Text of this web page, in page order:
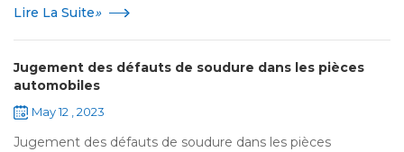
Lire La Suite»
Jugement des défauts de soudure dans les pièces
automobiles
May 12 , 2023
Jugement des défauts de soudure dans les pièces